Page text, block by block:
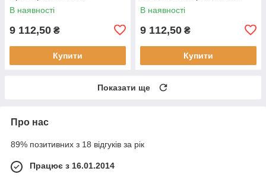
В наявності
9 112,50 ₴
Купити
В наявності
9 112,50 ₴
Купити
Показати ще
Про нас
89% позитивних з 18 відгуків за рік
Працює з 16.01.2014